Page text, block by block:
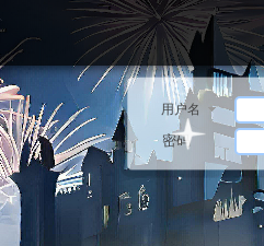
用户名
密码